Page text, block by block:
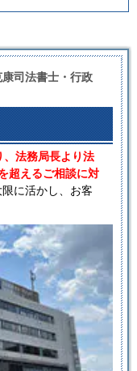
司法書士・行政
、法務局長より法
超えるご相談に対
に活かし、お客